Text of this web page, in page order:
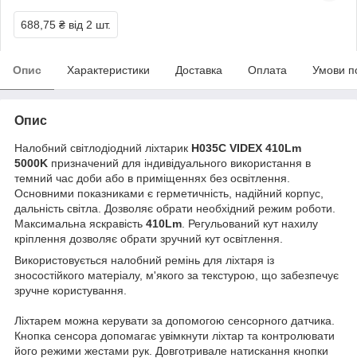
688,75 ₴ від 2 шт.
Опис Характеристики Доставка Оплата Умови
Опис
Налобний світлодіодний ліхтарик H035C VIDEX 410Lm
5000K призначений для індивідуального використання в
темний час доби або в приміщеннях без освітлення.
Основними показниками є герметичність, надійний корпус,
дальність світла. Дозволяє обрати необхідний режим роботи.
Максимальна яскравість 410Lm . Регульований кут нахилу
кріплення дозволяє обрати зручний кут освітлення.
Використовується налобний ремінь для ліхтаря із
зносостійкого матеріалу, м'якого за текстурою, що забезпечує
зручне користування.
Ліхтарем можна керувати за допомогою сенсорного датчика.
Кнопка сенсора допомагає увімкнути ліхтар та контролювати
його режими жестами рук. Довготривале натискання кнопки